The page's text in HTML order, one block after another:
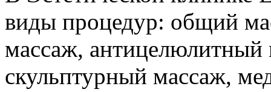
виды процедур: общий
массаж,
скульптурный массаж,